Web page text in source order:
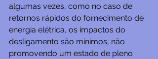
algumas vezes, como no caso de
retornos rápidos do fornecimento de
energia elétrica, os impactos do
desligamento são mínimos, não
promovendo um estado de pleno